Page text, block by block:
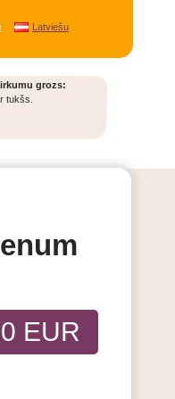
grozs:
tukšs.
Latviešu
EUR